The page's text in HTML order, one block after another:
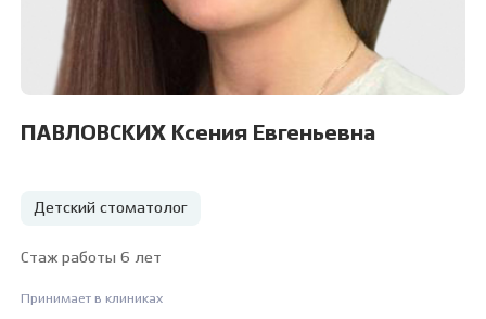
ПАВЛОВСКИХ Ксения Евгеньевна
Детский стоматолог
Стаж работы 6 лет
Принимает в клиниках